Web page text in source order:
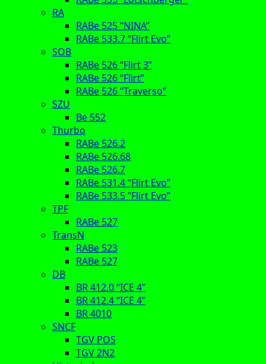
RA
RABe 525 “NINA”
RABe 533.7 “Flirt Evo”
SOB
RABe 526 “Flirt 3”
RABe 526 “Flirt”
RABe 526 “Traverso”
SZU
Be 552
Thurbo
RABe 526.2
RABe 526.68
RABe 526.7
RABe 531.4 “Flirt Evo”
RABe 533.5 “Flirt Evo”
TPF
RABe 527
TransN
RABe 523
RABe 527
DB
BR 412.0 “ICE 4”
BR 412.4 “ICE 4”
BR 4010
SNCF
TGV POS
TGV 2N2